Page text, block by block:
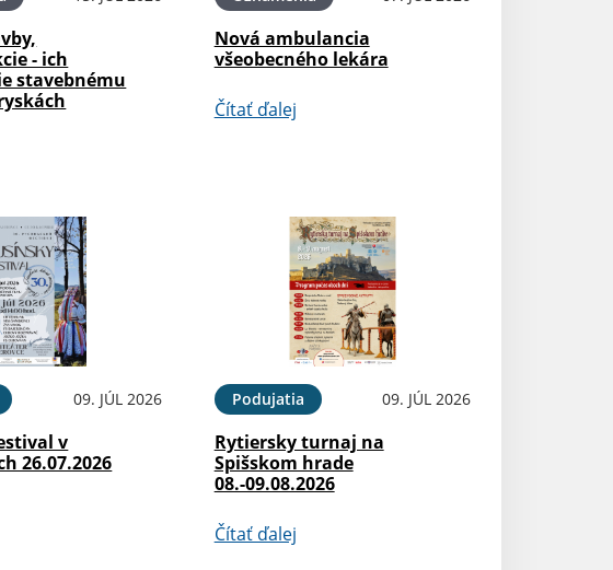
- ich
stavebnému
Nová ambulancia
všeobecného lekára
Čítať ďalej
09. JÚL 2026
v
26.07.2026
Podujatia 09. JÚL 2026
Rytiersky turnaj na
Spišskom hrade
08.-09.08.2026
Čítať ďalej